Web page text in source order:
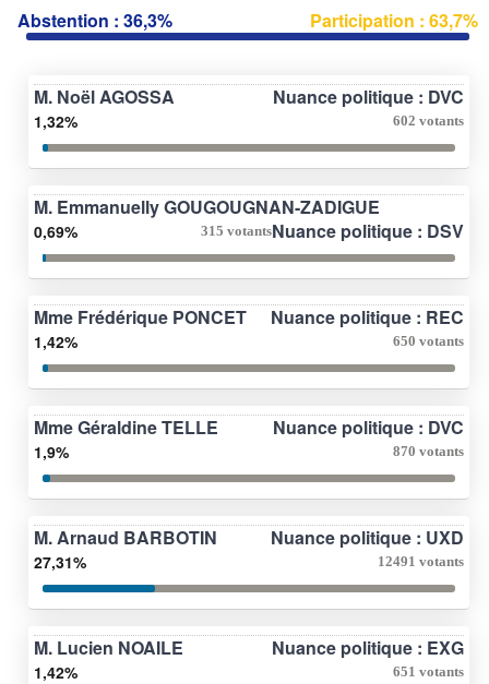
Abstention : 36,3% Participation : 63,7%
M. Noël AGOSSA Nuance politique : DVC
1,32% 602 votants
M. Emmanuelly GOUGOUGNAN-ZADIGUE
Nuance politique : DSV
0,69% 315 votants
Mme Frédérique PONCET Nuance politique : REC
1,42% 650 votants
Mme Géraldine TELLE Nuance politique : DVC
1,9% 870 votants
M. Arnaud BARBOTIN Nuance politique : UXD
27,31% 12491 votants
M. Lucien NOAILE Nuance politique : EXG
1,42% 651 votants